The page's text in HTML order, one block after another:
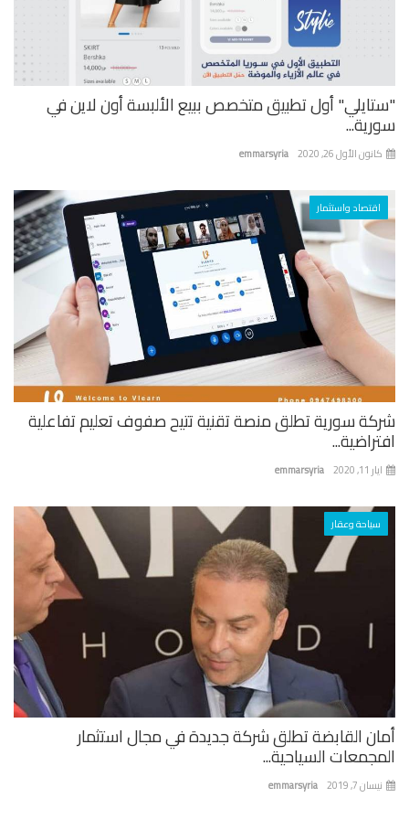
أول تطبيق متخصص ببيع الألبسة أون لاين في
emmarsyria الأول 26, 2020
اقتصاد واستثمار
سورية تطلق منصة تقنية تتيح صفوف تعليم تفاعلية
emmarsyria
سياحة وعقار
القابضة تطلق شركة جديدة في مجال استثمار
السياحية...
emmarsyria 7, 2019